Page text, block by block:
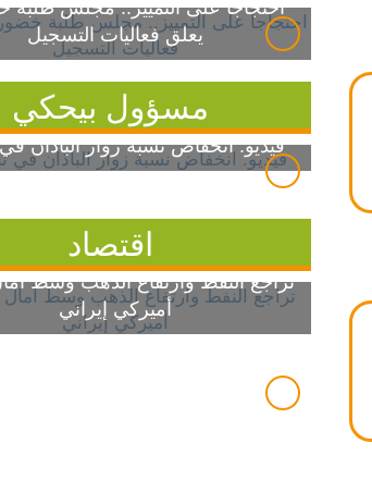
احتجاجاً على التمييز.. مجلس
يعلق فعاليات التسجيل
مسؤول بيحكي
فيديو: انخفاض نسبة زوار الباذان
اقتصاد
تراجع النفط وارتفاع الذهب وسط
أميركي إيراني